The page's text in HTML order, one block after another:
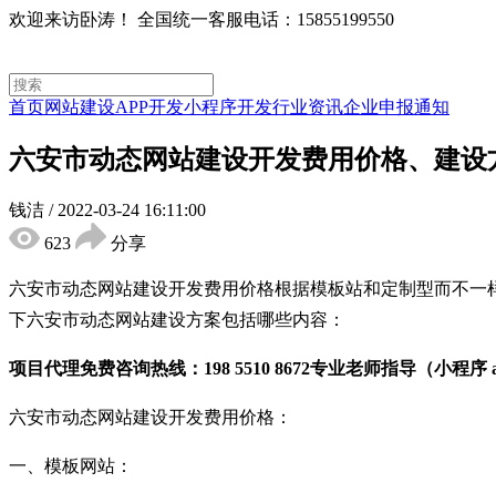
欢迎来访卧涛！ 全国统一客服电话：15855199550
首页网站建设APP开发小程序开发行业资讯企业申报通知
六安市动态网站建设开发费用价格、建设
钱洁 / 2022-03-24 16:11:00
623
分享
六安市动态网站建设开发费用价格根据模板站和定制型而不
下六安市动态网站建设方案包括哪些内容：
项目代理免费咨询热线：198 5510 8672专业老师指导（小程
六安市动态网站建设开发费用价格：
一、模板网站：